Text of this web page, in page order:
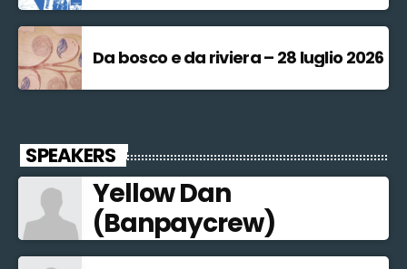
Da bosco e da riviera – 28 luglio 2026
SPEAKERS
Yellow Dan
(Banpaycrew)